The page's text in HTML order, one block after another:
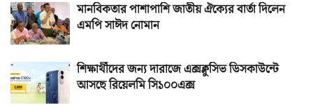
মানবিকতার পাশাপাশি জাতীয় ঐক্যের বার্তা দিলেন
এমপি সাঈদ নোমান
শিক্ষার্থীদের জন্য দারাজে এক্সক্লুসিভ ডিসকাউন্টে
আসছে রিয়েলমি সি১০০এক্স